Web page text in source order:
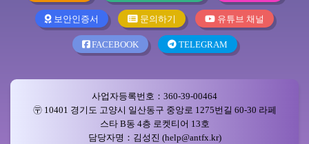
보안인증서 문의하기 유튜브 채널
FACEBOOK TELEGRAM
사업자등록번호：360-39-00464
〶 10401 경기도 고양시 일산동구 중앙로 1275번길 60-30 라페
스타 B동 4층 로켓티어 13호
담당자명：김성진 (help@antfx.kr)